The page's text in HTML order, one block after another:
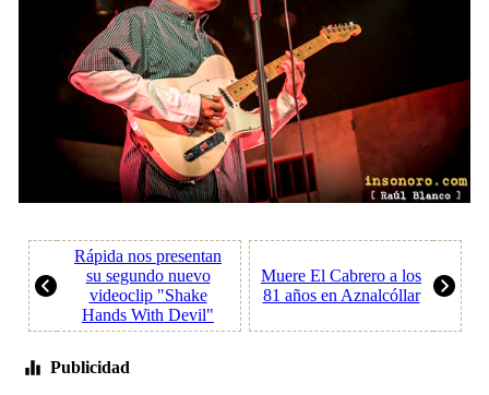
Rápida nos presentan
su segundo nuevo
videoclip "Shake
Hands With Devil"
Muere El Cabrero a los
81 años en Aznalcóllar
Publicidad